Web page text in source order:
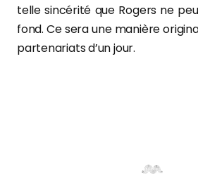
telle sincérité que Rogers ne
fond. Ce sera une manière
partenariats d’un jour.